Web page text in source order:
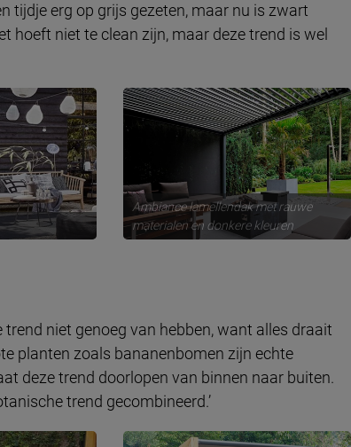
tijdje erg op grijs gezeten, maar nu is zwart
hoeft niet te clean zijn, maar deze trend is wel
Ambiance lamellendak met rauwe
materialen en donkere kleuren
trend niet genoeg van hebben, want alles draait
planten zoals bananenbomen zijn echte
deze trend doorlopen van binnen naar buiten.
trend gecombineerd.’